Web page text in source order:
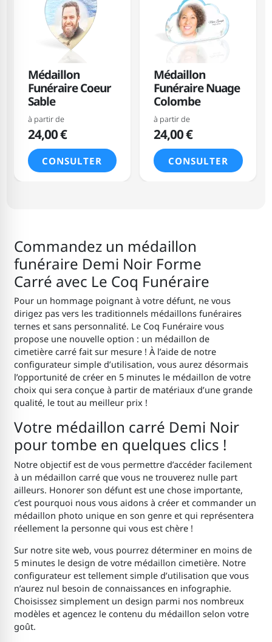
Médaillon
Funéraire Coeur
Sable
à partir de
24,00 €
CONSULTER
Médaillon
Funéraire Nuage
Colombe
à partir de
24,00 €
CONSULTER
Commandez un médaillon
funéraire Demi Noir Forme
Carré avec Le Coq Funéraire
Pour un hommage poignant à votre défunt, ne vous
dirigez pas vers les traditionnels médaillons funéraires
ternes et sans personnalité. Le Coq Funéraire vous
propose une nouvelle option : un médaillon de
cimetièrecarré fait sur mesure ! À l’aide de notre
configurateur simple d’utilisation, vous aurez désormais
l’opportunité de créer en 5 minutes le médaillon de votre
choix qui sera conçue à partir de matériaux d’une grande
qualité, le tout au meilleur prix !
Votre médaillon carré Demi Noir
pour tombe en quelques clics !
Notre objectif est de vous permettre d’accéder facilement
à un médaillon carré que vous ne trouverez nulle part
ailleurs. Honorer son défunt est une chose importante,
c’est pourquoi nous vous aidons à créer et commander un
médaillon photo unique en son genre et qui représentera
réellement la personne qui vous est chère !
Sur notre site web, vous pourrez déterminer en moins de
5 minutes le design de votre médaillon cimetière. Notre
configurateur est tellement simple d’utilisation que vous
n’aurez nul besoin de connaissances en infographie.
Choisissez simplement un design parmi nos nombreux
modèles et agencez le contenu du médaillon selon votre
goût.